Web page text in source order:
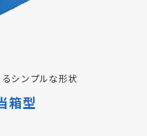
シンプルな形状
箱型